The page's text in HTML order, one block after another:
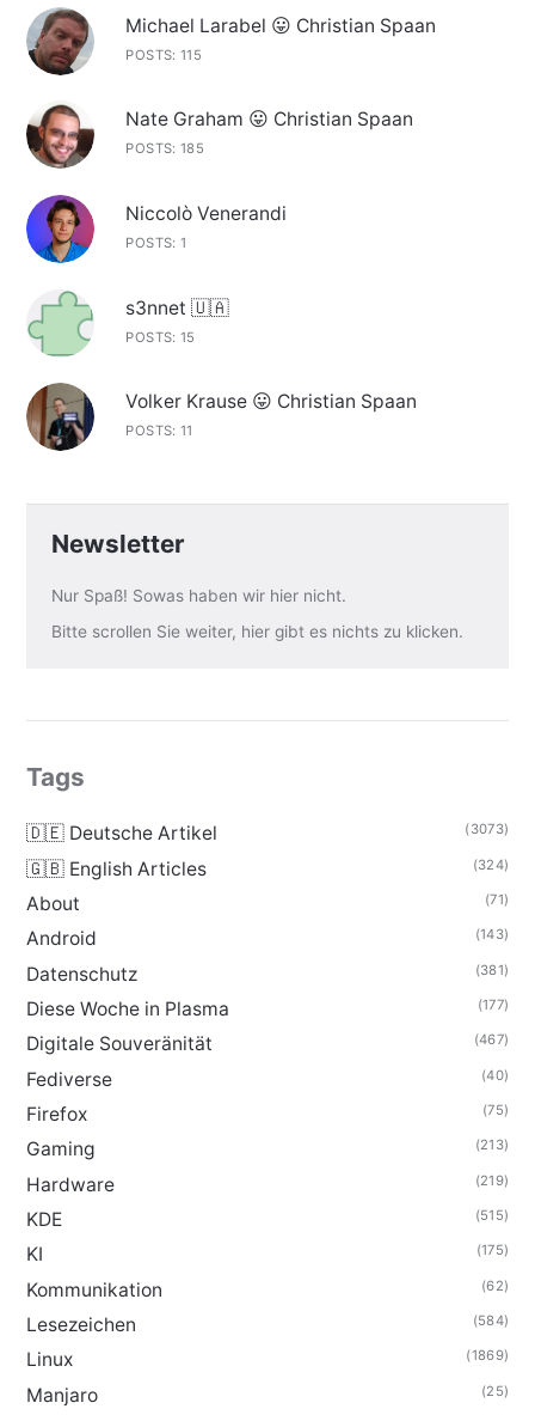
Michael Larabel 😛 Christian Spaan
POSTS: 115
Nate Graham 😛 Christian Spaan
POSTS: 185
Niccolò Venerandi
POSTS: 1
s3nnet 🇺🇦
POSTS: 15
Volker Krause 😛 Christian Spaan
POSTS: 11
Newsletter
Nur Spaß! Sowas haben wir hier nicht.
Bitte scrollen Sie weiter, hier gibt es nichts zu klicken.
Tags
🇩🇪 Deutsche Artikel (3073)
🇬🇧 English Articles (324)
About (71)
Android (143)
Datenschutz (381)
Diese Woche in Plasma (177)
Digitale Souveränität (467)
Fediverse (40)
Firefox (75)
Gaming (213)
Hardware (219)
KDE (515)
KI (175)
Kommunikation (62)
Lesezeichen (584)
Linux (1869)
Manjaro (25)